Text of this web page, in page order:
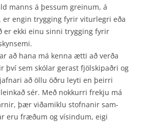
manns á þessum greinum, á
engin trygging fyrir viturlegri eða
er ekki einu sinni trygging fyrir
hana má kenna ætti að verða
því sem skólar gerast fjölskipaðri og
að öllu öðru leyti en þeirri
sér. Með nokkurri frekju má
þær viðamiklu stofnanir sam­
eru fræðum og vísindum, eigi